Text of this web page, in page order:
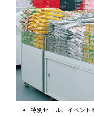
特別セール、イベント